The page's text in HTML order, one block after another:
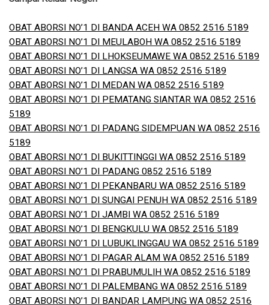
OBAT ABORSI NO’1 DI BANDA ACEH WA 0852 2516 5189
OBAT ABORSI NO’1 DI MEULABOH WA 0852 2516 5189
OBAT ABORSI NO’1 DI LHOKSEUMAWE WA 0852 2516 5189
OBAT ABORSI NO’1 DI LANGSA WA 0852 2516 5189
OBAT ABORSI NO’1 DI MEDAN WA 0852 2516 5189
OBAT ABORSI NO’1 DI PEMATANG SIANTAR WA 0852 2516
5189
OBAT ABORSI NO’1 DI PADANG SIDEMPUAN WA 0852 2516
5189
OBAT ABORSI NO’1 DI BUKITTINGGI WA 0852 2516 5189
OBAT ABORSI NO’1 DI PADANG 0852 2516 5189
OBAT ABORSI NO’1 DI PEKANBARU WA 0852 2516 5189
OBAT ABORSI NO’1 DI SUNGAI PENUH WA 0852 2516 5189
OBAT ABORSI NO’1 DI JAMBI WA 0852 2516 5189
OBAT ABORSI NO’1 DI BENGKULU WA 0852 2516 5189
OBAT ABORSI NO’1 DI LUBUKLINGGAU WA 0852 2516 5189
OBAT ABORSI NO’1 DI PAGAR ALAM WA 0852 2516 5189
OBAT ABORSI NO’1 DI PRABUMULIH WA 0852 2516 5189
OBAT ABORSI NO’1 DI PALEMBANG WA 0852 2516 5189
OBAT ABORSI NO’1 DI BANDAR LAMPUNG WA 0852 2516